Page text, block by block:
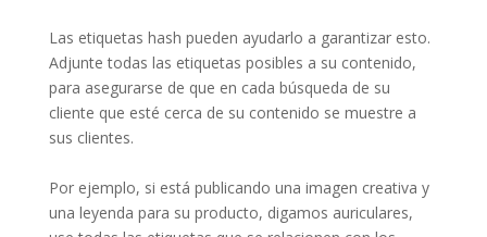
Las etiquetas hash pueden ayudarlo a garantizar esto.
Adjunte todas las etiquetas posibles a su contenido,
para asegurarse de que en cada búsqueda de su
cliente que esté cerca de su contenido se muestre a
sus clientes.
Por ejemplo, si está publicando una imagen creativa y
una leyenda para su producto, digamos auriculares,